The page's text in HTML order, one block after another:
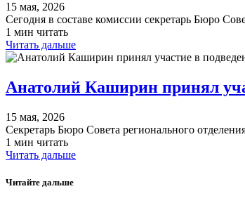
15 мая, 2026
Сегодня в составе комиссии секретарь Бюро
1 мин читать
Читать дальше
Анатолий Каширин принял
15 мая, 2026
Секретарь Бюро Совета регионального
1 мин читать
Читать дальше
Читайте дальше